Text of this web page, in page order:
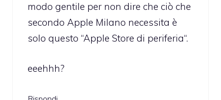
modo gentile per non dire che ciò che
secondo Apple Milano necessita è
solo questo “Apple Store di periferia“.
eeehhh?